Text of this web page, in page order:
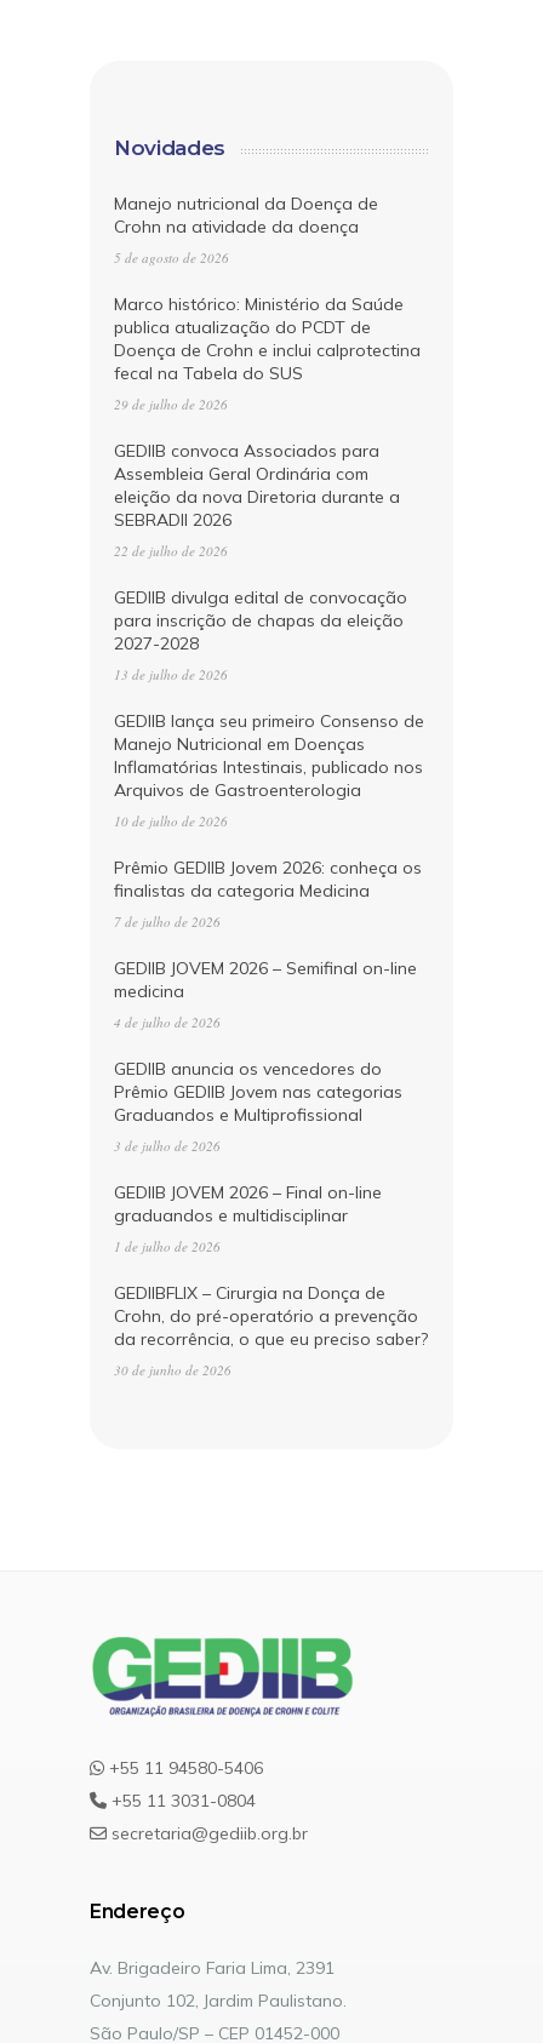
Novidades
Manejo nutricional da Doença de
Crohn na atividade da doença
5 de agosto de 2026
Marco histórico: Ministério da Saúde
publica atualização do PCDT de
Doença de Crohn e inclui calprotectina
fecal na Tabela do SUS
29 de julho de 2026
GEDIIB convoca Associados para
Assembleia Geral Ordinária com
eleição da nova Diretoria durante a
SEBRADII 2026
22 de julho de 2026
GEDIIB divulga edital de convocação
para inscrição de chapas da eleição
2027-2028
13 de julho de 2026
GEDIIB lança seu primeiro Consenso de
Manejo Nutricional em Doenças
Inflamatórias Intestinais, publicado nos
Arquivos de Gastroenterologia
10 de julho de 2026
Prêmio GEDIIB Jovem 2026: conheça os
finalistas da categoria Medicina
7 de julho de 2026
GEDIIB JOVEM 2026 – Semifinal on-line
medicina
4 de julho de 2026
GEDIIB anuncia os vencedores do
Prêmio GEDIIB Jovem nas categorias
Graduandos e Multiprofissional
3 de julho de 2026
GEDIIB JOVEM 2026 – Final on-line
graduandos e multidisciplinar
1 de julho de 2026
GEDIIBFLIX – Cirurgia na Donça de
Crohn, do pré-operatório a prevenção
da recorrência, o que eu preciso saber?
30 de junho de 2026
+55 11 94580-5406
+55 11 3031-0804
secretaria@gediib.org.br
Endereço
Av. Brigadeiro Faria Lima, 2391
Conjunto 102, Jardim Paulistano.
São Paulo/SP – CEP 01452-000